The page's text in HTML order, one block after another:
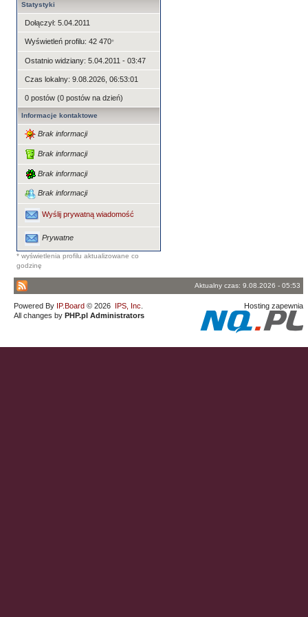
Statystyki
Dołączył: 5.04.2011
Wyświetleń profilu: 42 470*
Ostatnio widziany: 5.04.2011 - 03:47
Czas lokalny: 9.08.2026, 06:53:01
0 postów (0 postów na dzień)
Informacje kontaktowe
Brak informacji
Brak informacji
Brak informacji
Brak informacji
Wyślij prywatną wiadomość
Prywatne
* wyświetlenia profilu aktualizowane co
godzinę
Aktualny czas: 9.08.2026 - 05:53
Powered By IP.Board © 2026 IPS, Inc
All changes by PHP.pl Administrators
Hosting zapewnia